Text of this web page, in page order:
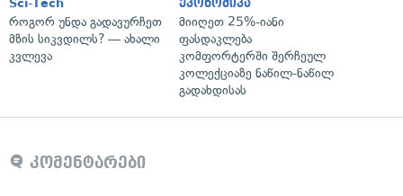
Sci-Tech
როგორ უნდა გადავურჩეთ
მზის სიკვდილს? — ახალი
კვლევა
ეკონომიკა
მიიღეთ 25%-იანი
ფასდაკლება
კომფორტერში შერჩეულ
კოლექციაზე ნაწილ-ნაწილ
გადახდისას
კომენტარები